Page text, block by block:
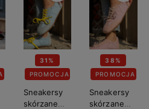
31%
PROMOCJA
Sneakersy
skórzane
38%
PROMOCJA
Sneakersy
skórzane